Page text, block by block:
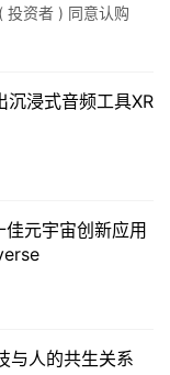
资者 ) 同意认购
沉浸式音频工具XR
元宇宙创新应用
与人的共生关系